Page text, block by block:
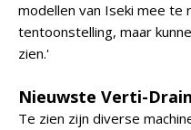
modellen van Iseki mee te
tentoonstelling, maar
zien.'
Nieuwste Verti-Drain
Te zien zijn diverse